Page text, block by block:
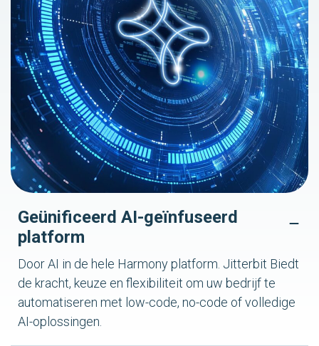
Geünificeerd AI-geïnfuseerd
platform
Door AI in de hele Harmony platform. Jitterbit Biedt
de kracht, keuze en flexibiliteit om uw bedrijf te
automatiseren met low-code, no-code of volledige
AI-oplossingen.